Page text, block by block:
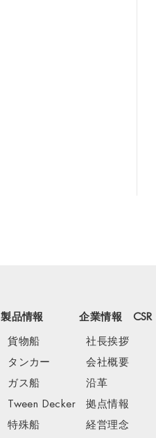
製品情報
貨物船
タンカー
ガス船
Tween Decker
特殊船
企業情報
社長挨拶
会社概要
沿革
拠点情報
経営理念
CSR